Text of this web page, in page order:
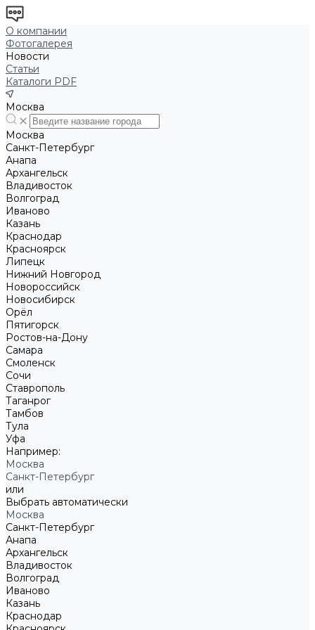
О компании
Фотогалерея
Новости
Статьи
Каталоги PDF
Москва
Москва
Санкт-Петербург
Анапа
Архангельск
Владивосток
Волгоград
Иваново
Казань
Краснодар
Красноярск
Липецк
Нижний Новгород
Новороссийск
Новосибирск
Орёл
Пятигорск
Ростов-на-Дону
Самара
Смоленск
Сочи
Ставрополь
Таганрог
Тамбов
Тула
Уфа
Например:
Москва
Санкт-Петербург
или
Выбрать автоматически
Москва
Санкт-Петербург
Анапа
Архангельск
Владивосток
Волгоград
Иваново
Казань
Краснодар